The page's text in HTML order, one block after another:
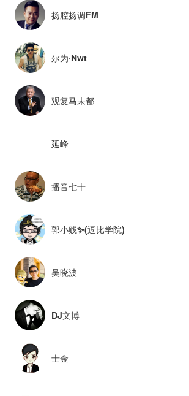
扬腔扬调FM
尔为·Nwt
观复马未都
延峰
播音七十
郭小贱✨(逗比学院)
吴晓波
DJ文博
士金